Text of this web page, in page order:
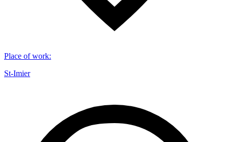
Place of work:
St-Imier